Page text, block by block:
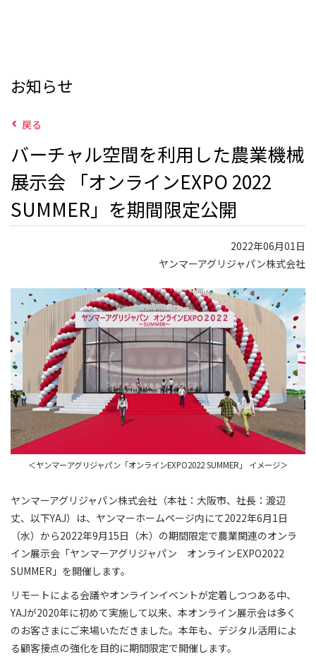
お知らせ
戻る
バーチャル空間を利用した農業機械
展示会 「オンラインEXPO 2022
SUMMER」を期間限定公開
2022年06月01日
ヤンマーアグリジャパン株式会社
＜ヤンマーアグリジャパン「オンラインEXPO2022 SUMMER」 イメージ＞
ヤンマーアグリジャパン株式会社（本社：大阪市、社長：渡辺
丈、以下YAJ）は、ヤンマーホームページ内にて2022年6月1日
（水）から2022年9月15日（木）の期間限定で農業関連のオンラ
イン展示会「ヤンマーアグリジャパン オンラインEXPO2022
SUMMER」を開催します。
リモートによる会議やオンラインイベントが定着しつつある中、
YAJが2020年に初めて実施して以来、本オンライン展示会は多く
のお客さまにご来場いただきました。本年も、デジタル活用によ
る顧客接点の強化を目的に期間限定で開催します。